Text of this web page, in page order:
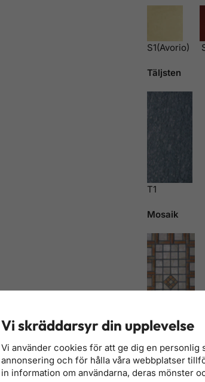
S1(Avorio)
Täljsten
T1
Mosaik
Vedspis
Vi skräddarsyr din upplevelse
Vi använder cookies för att ge dig en personlig
annonsering och för hålla våra webbplatser
in information om användarna, deras mönster